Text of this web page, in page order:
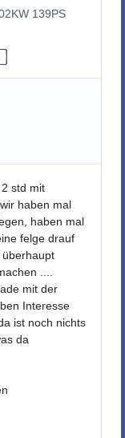
139PS
std mit
haben mal
haben mal
felge drauf
....
mit der
Interesse
ist noch nichts
da